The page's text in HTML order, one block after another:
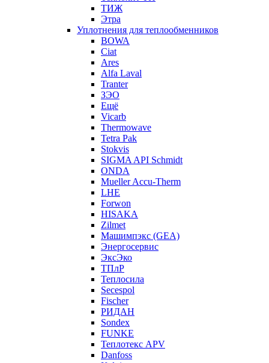
ТИЖ
Этра
Уплотнения для теплообменников
BOWA
Ciat
Ares
Alfa Laval
Tranter
ЗЭО
Ещё
Vicarb
Thermowave
Tetra Pak
Stokvis
SIGMA API Schmidt
ONDA
Mueller Accu-Therm
LHE
Forwon
HISAKA
Zilmet
Машимпэкс (GEA)
Энергосервис
ЭксЭко
ТПлР
Теплосила
Secespol
Fischer
РИДАН
Sondex
FUNKE
Теплотекс APV
Danfoss